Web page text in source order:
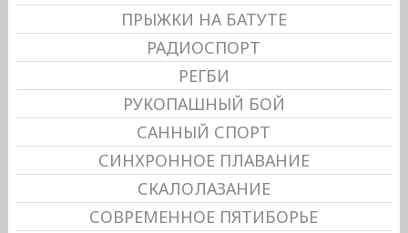
ПРЫЖКИ НА БАТУТЕ
РАДИОСПОРТ
РЕГБИ
РУКОПАШНЫЙ БОЙ
САННЫЙ СПОРТ
СИНХРОННОЕ ПЛАВАНИЕ
СКАЛОЛАЗАНИЕ
СОВРЕМЕННОЕ ПЯТИБОРЬЕ